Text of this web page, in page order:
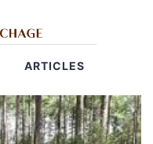
ARTICLES